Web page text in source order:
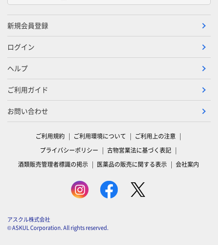
新規会員登録
ログイン
ヘルプ
ご利用ガイド
お問い合わせ
ご利用規約 ご利用環境について
ご利用上の注意
プライバシーポリシー
古物営業法に基づく表記
酒類販売管理者標識の掲示
医薬品の販売に関する表示 会社案内
アスクル株式会社
© ASKUL Corporation. All rights reserved.